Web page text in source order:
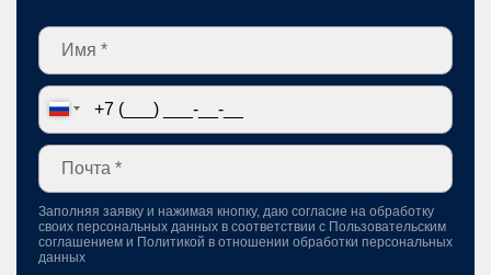
Заполняя заявку и нажимая кнопку, даю согласие на обработку
своих персональных данных в соответствии с Пользовательским
соглашением и Политикой в отношении обработки персональных
данных